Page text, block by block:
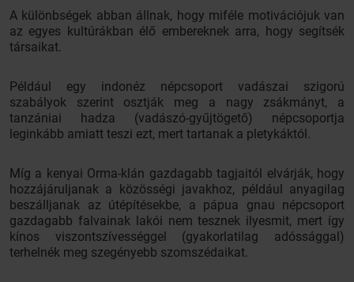
A különbségek abban állnak, hogy miféle motivációjuk van
az egyes kultúrákban élő embereknek arra, hogy segítsék
társaikat.
Például egy indonéz népcsoport vadászai szigorú
szabályok szerint osztják meg a nagy zsákmányt, a
tanzániai hadza (vadászó-gyűjtögető) népcsoportja
leginkább amiatt teszi ezt, mert tartanak a pletykáktól.
Míg a kenyai Orma-klán gazdagabb tagjaitól elvárják, hogy
hozzájáruljanak a közösségi javakhoz, például anyagilag
beszálljanak az útépítésekbe, a pápua gnau népcsoport
gazdagabb falvainak lakói nem tesznek ilyesmit, mert így
kínos viszontszívességgel (gyakorlatilag adóssággal)
terhelnék meg szegényebb szomszédaikat.